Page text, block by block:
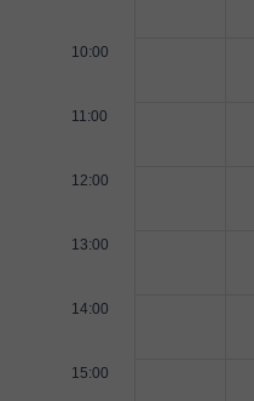
10:00
11:00
12:00
13:00
14:00
15:00